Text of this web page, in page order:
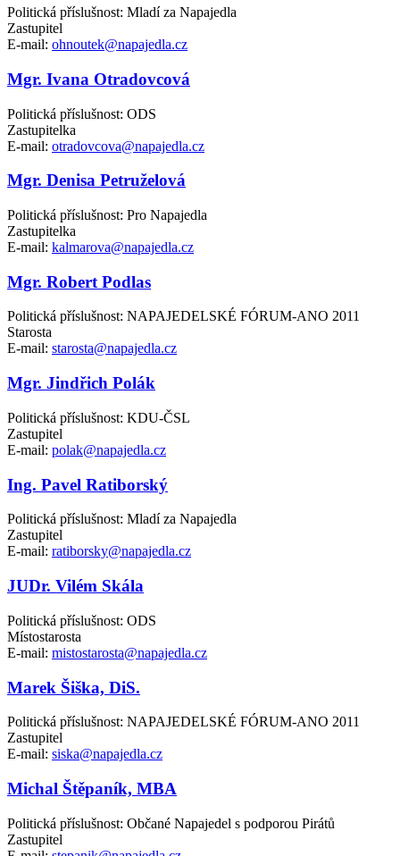
Politická příslušnost: Mladí za Napajedla
Zastupitel
E-mail: ohnoutek@napajedla.cz
Mgr. Ivana Otradovcová
Politická příslušnost: ODS
Zastupitelka
E-mail: otradovcova@napajedla.cz
Mgr. Denisa Petruželová
Politická příslušnost: Pro Napajedla
Zastupitelka
E-mail: kalmarova@napajedla.cz
Mgr. Robert Podlas
Politická příslušnost: NAPAJEDELSKÉ FÓRUM-ANO 2011
Starosta
E-mail: starosta@napajedla.cz
Mgr. Jindřich Polák
Politická příslušnost: KDU-ČSL
Zastupitel
E-mail: polak@napajedla.cz
Ing. Pavel Ratiborský
Politická příslušnost: Mladí za Napajedla
Zastupitel
E-mail: ratiborsky@napajedla.cz
JUDr. Vilém Skála
Politická příslušnost: ODS
Místostarosta
E-mail: mistostarosta@napajedla.cz
Marek Šiška, DiS.
Politická příslušnost: NAPAJEDELSKÉ FÓRUM-ANO 2011
Zastupitel
E-mail: siska@napajedla.cz
Michal Štěpaník, MBA
Politická příslušnost: Občané Napajedel s podporou Pirátů
Zastupitel